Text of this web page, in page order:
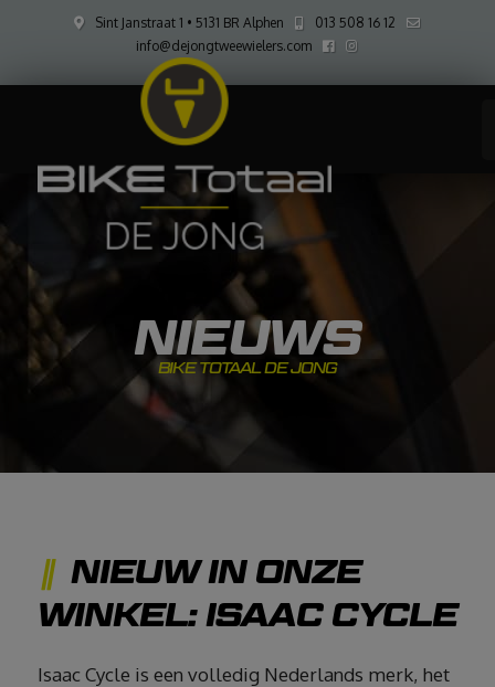
Sint Janstraat 1 • 5131 BR Alphen
013 508 16 12
info@dejongtweewielers.com
NIEUWS
BIKE TOTAAL DE JONG
NIEUW IN ONZE
WINKEL: ISAAC CYCLE
Isaac Cycle is een volledig Nederlands merk, het